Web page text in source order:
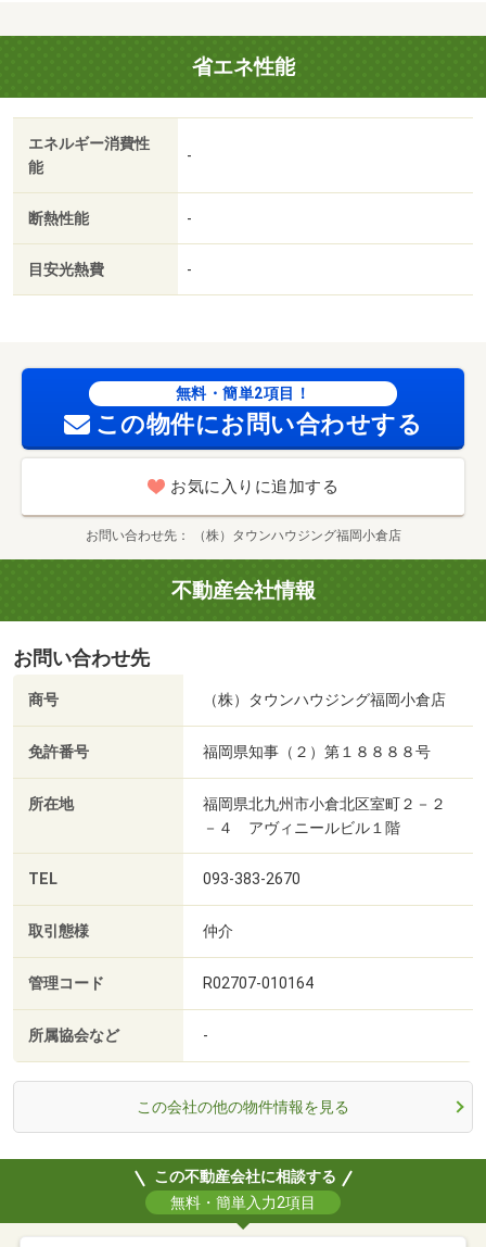
年間には７万件以上の仲介実績を持つなど幅広い不動産ニ
ーズに対応しています★／バストイレ別／エアコン／ガス
コンロ対応／クロゼット／フローリング／ＴＶインターホ
ン／オートロック／室内洗濯置／温水洗浄便座／エレベー
ター／駐輪場／宅配ボックス／光ファイバー／礼金不要／
敷金不要／防犯カメラ／ペット相談／駅まで平坦／ネット
置き場／プロパンガス／高速ネット対応／敷金・礼金不要
／初期費用カード決済可／ニトリ 小倉北店（ショッピン
グセンター）まで８１０ｍ／業務スーパー 三萩野店（ス
片野３丁目店（コンビニ）まで３８０ｍ／ツルハドラッ
グ 小倉片野店（ドラッグストア）まで２５０ｍ／ドラッ
グストアコスモス 白銀店（ドラッグストア）まで６４０
ｍ/賃貸戸数:60戸
省エネ性能
エネルギー消費性
能
-
断熱性能 -
目安光熱費 -
無料・簡単2項目！
この物件にお問い合わせする
お気に入りに追加する
お問い合わせ先 （株）タウンハウジング福岡小倉店
不動産会社情報
お問い合わせ先
商号 （株）タウンハウジング福岡小倉店
免許番号 福岡県知事（２）第１８８８８号
所在地
福岡県北九州市小倉北区室町２－２
－４ アヴィニールビル１階
TEL 093-383-2670
取引態様 仲介
管理コード R02707-010164
所属協会など -
この会社の他の物件情報を見る
この不動産会社に相談する
無料・簡単入力2項目